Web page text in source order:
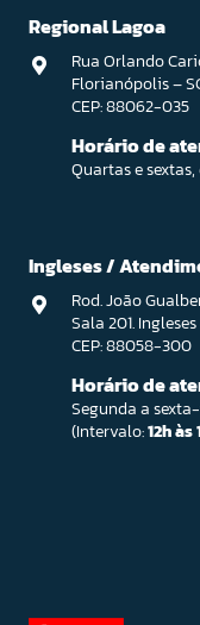
Regional Lagoa
Rua Orlando
Florianópolis –
CEP: 88062-035
Horário de
Quartas e sextas,
Ingleses /
Rod. João
Sala 201.
CEP: 88058-300
Horário de
Segunda a
(Intervalo:12h às